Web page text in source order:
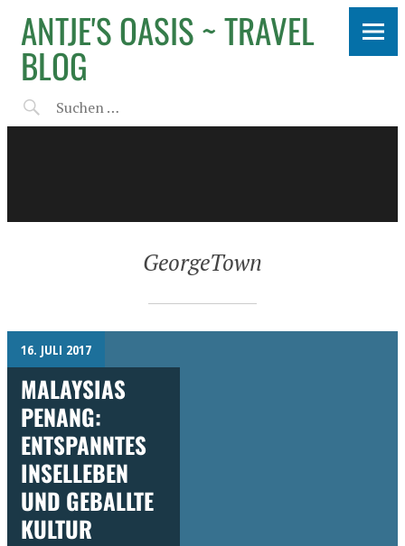
ANTJE'S OASIS ~ TRAVEL
BLOG
GeorgeTown
16. JULI 2017
MALAYSIAS
PENANG:
ENTSPANNTES
INSELLEBEN
UND GEBALLTE
KULTUR